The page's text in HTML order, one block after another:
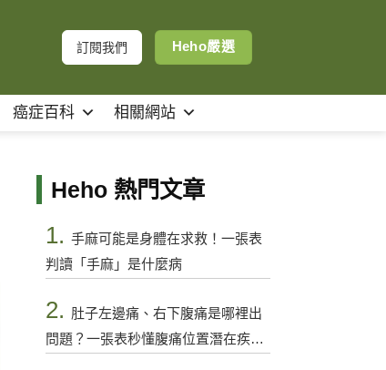
訂閱我們 Heho嚴選
癌症百科 相關網站
Heho 熱門文章
1. 手麻可能是身體在求救！一張表
判讀「手麻」是什麼病
2. 肚子左邊痛、右下腹痛是哪裡出
問題？一張表秒懂腹痛位置潛在疾病